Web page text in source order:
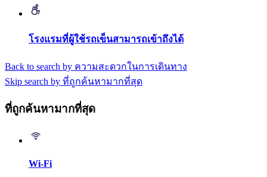
โรงแรมที่ผู้ใช้รถเข็นสามารถเข้าถึงได้
Back to search by ความสะดวกในการเดินทาง
Skip search by ที่ถูกค้นหามากที่สุด
ที่ถูกค้นหามากที่สุด
Wi-Fi